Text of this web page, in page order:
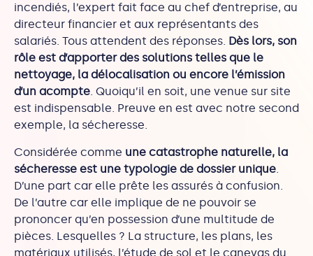
incendiés, l’expert fait face au chef d’entreprise, au
directeur financier et aux représentants des
salariés. Tous attendent des réponses. Dès lors, son
rôle est d’apporter des solutions telles que le
nettoyage, la délocalisation ou encore l’émission
d’un acompte. Quoiqu’il en soit, une venue sur site
est indispensable. Preuve en est avec notre second
exemple, la sécheresse.
Considérée comme une catastrophe naturelle, la
sécheresse est une typologie de dossier unique.
D’une part car elle prête les assurés à confusion.
De l’autre car elle implique de ne pouvoir se
prononcer qu’en possession d’une multitude de
pièces. Lesquelles ? La structure, les plans, les
matériaux utilisés, l’étude de sol et le canevas du